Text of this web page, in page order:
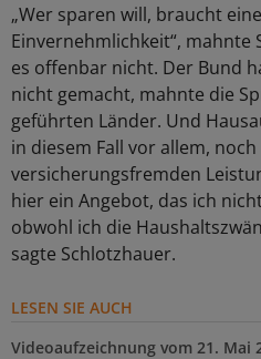
„Wer sparen will, braucht
Einvernehmlichkeit“,
es offenbar nicht. Der Bund
nicht gemacht, mahnte die
geführten Länder. Und
in diesem Fall vor allem,
versicherungsfremden
hier ein Angebot, das ich
obwohl ich die
sagte Schlotzhauer.
LESEN SIE AUCH
Videoaufzeichnung vom 21. Mai